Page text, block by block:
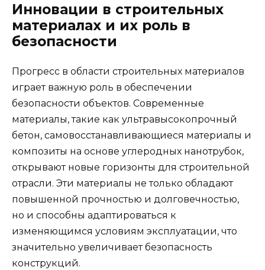
Инновации в строительных
материалах и их роль в
безопасности
Прогресс в области строительных материалов
играет важную роль в обеспечении
безопасности объектов. Современные
материалы, такие как ультравысокопрочный
бетон, самовосстанавливающиеся материалы и
композиты на основе углеродных нанотрубок,
открывают новые горизонты для строительной
отрасли. Эти материалы не только обладают
повышенной прочностью и долговечностью,
но и способны адаптироваться к
изменяющимся условиям эксплуатации, что
значительно увеличивает безопасность
конструкций.